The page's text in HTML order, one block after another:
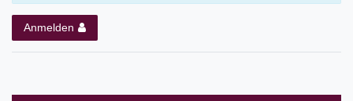
Anmelden